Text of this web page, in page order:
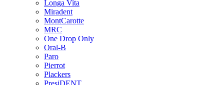
Longa Vita
Miradent
MontCarotte
MRC
One Drop Only
Oral-B
Paro
Pierrot
Plackers